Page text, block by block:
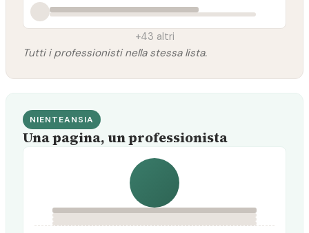
+43 altri
Tutti i professionisti nella stessa lista.
NIENTEANSIA
Una pagina, un professionista